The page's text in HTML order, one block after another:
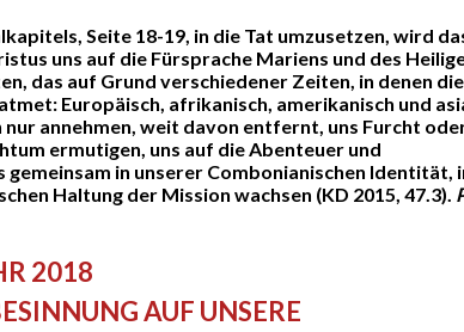
Seite 18-19, in die Tat umzusetzen, wird
uns auf die Fürsprache Mariens und des
das auf Grund verschiedener Zeiten, in denen
Europäisch, afrikanisch, amerikanisch und
annehmen, weit davon entfernt, uns Furcht
ermutigen, uns auf die Abenteuer und
gemeinsam in unserer Combonianischen Identität,
Haltung der Mission wachsen (KD 2015, 47.3).
2018
AUF UNSERE